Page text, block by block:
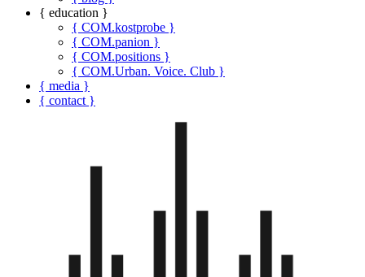
{ education }
{ COM.kostprobe }
{ COM.panion }
{ COM.positions }
{ COM.Urban. Voice. Club }
{ media }
{ contact }